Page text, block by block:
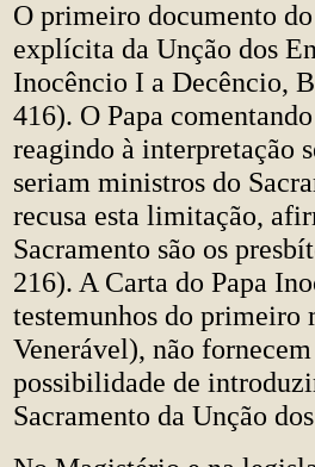
O primeiro documento
explícita da Unção dos
Inocêncio I a Decêncio,
416). O Papa
reagindo à interpretação
seriam ministros do
recusa esta limitação,
Sacramento são os
216). A Carta do Papa
testemunhos do primeiro
Venerável), não
possibilidade de
Sacramento da Unção